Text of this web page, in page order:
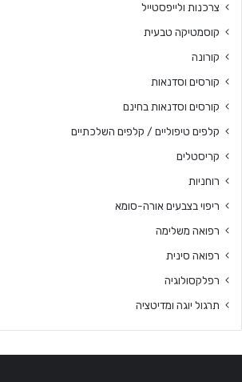
צרכנות ולייפסטייל
קוסמטיקה טבעית
קורונה
קורסים וסדנאות
קורסים וסדנאות בחינם
קלפים טיפוליים / קלפים השלכתיים
קריסטלים
רוחניות
ריפוי בצבעים אורה-סומא
רפואה משלימה
רפואה סינית
רפלקסולוגיה
תרגול יוגה ומדיטציה